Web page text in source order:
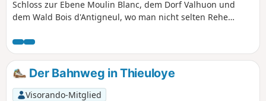
Schloss zur Ebene Moulin Blanc, dem Dorf Valhuon und
dem Wald Bois d'Antigneul, wo man nicht selten Rehe
leicht zu folgen und ohne Schwierigkeiten zu bewältigen.
Der Bahnweg in Thieuloye
Visorando-Mitglied